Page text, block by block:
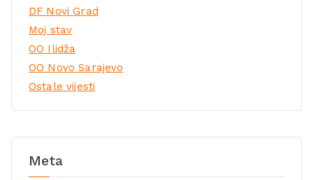
DF Novi Grad
Moj stav
OO Ilidža
OO Novo Sarajevo
Ostale vijesti
Meta